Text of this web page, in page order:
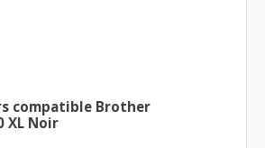
compatible Brother
XL Noir